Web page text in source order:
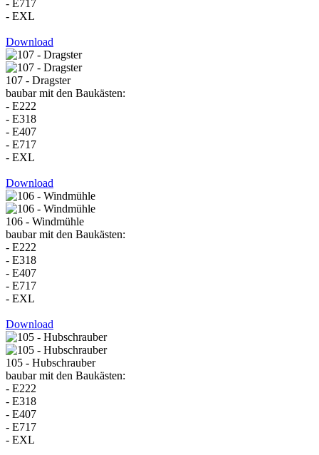
- E717
- EXL
Download
107 - Dragster
baubar mit den Baukästen:
- E222
- E318
- E407
- E717
- EXL
Download
106 - Windmühle
baubar mit den Baukästen:
- E222
- E318
- E407
- E717
- EXL
Download
105 - Hubschrauber
baubar mit den Baukästen:
- E222
- E318
- E407
- E717
- EXL